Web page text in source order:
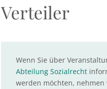
Verteiler
Wenn Sie über
Abteilung Sozialrecht
werden möchten, nehmen